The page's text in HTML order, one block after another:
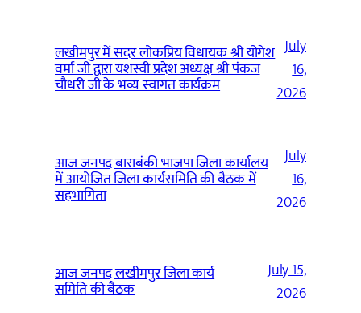
लखीमपुर में सदर लोकप्रिय विधायक श्री योगेश
वर्मा जी द्वारा यशस्वी प्रदेश अध्यक्ष श्री पंकज
चौधरी जी के भव्य स्वागत कार्यक्रम
July
16,
2026
आज जनपद बाराबंकी भाजपा जिला कार्यालय
में आयोजित जिला कार्यसमिति की बैठक में
सहभागिता
July
16,
2026
आज जनपद लखीमपुर जिला कार्य
समिति की बैठक
July 15,
2026